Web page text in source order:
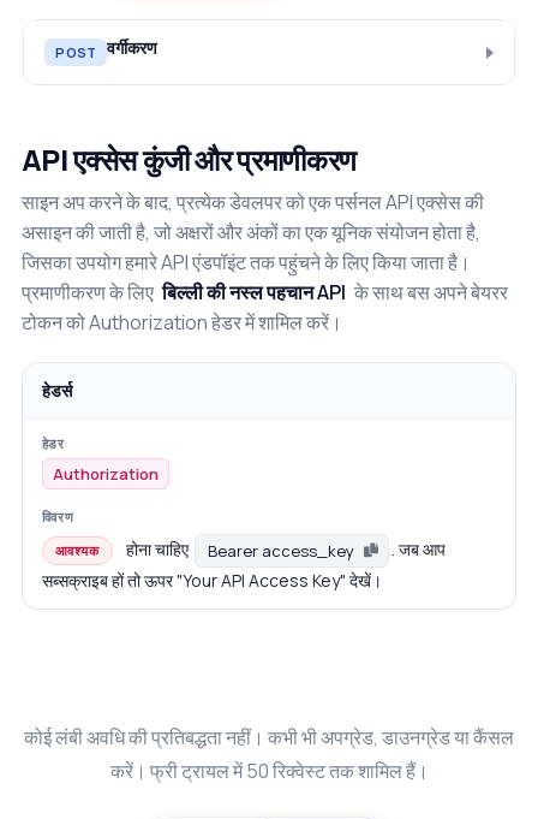
POST वर्गीकरण
API एक्सेस कुंजी और प्रमाणीकरण
साइन अप करने के बाद, प्रत्येक डेवलपर को एक पर्सनल API एक्सेस की
असाइन की जाती है, जो अक्षरों और अंकों का एक यूनिक संयोजन होता है,
जिसका उपयोग हमारे API एंडपॉइंट तक पहुंचने के लिए किया जाता है।
प्रमाणीकरण के लिए बिल्ली की नस्ल पहचान API के साथ बस अपने बेयरर
टोकन को Authorization हेडर में शामिल करें।
हेडर्स
Authorization
आवश्यक होना चाहिए Bearer access_key
. जब आप
सब्सक्राइब हों तो ऊपर "Your API Access Key" देखें।
कोई लंबी अवधि की प्रतिबद्धता नहीं। कभी भी अपग्रेड, डाउनग्रेड या कैंसल
करें। फ्री ट्रायल में 50 रिक्वेस्ट तक शामिल हैं।